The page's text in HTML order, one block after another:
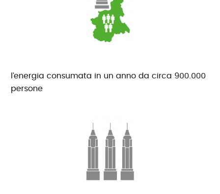
l’energia consumata in un anno da circa 900.000
persone